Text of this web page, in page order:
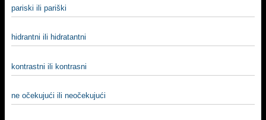
pariski ili pariški
hidrantni ili hidratantni
kontrastni ili kontrasni
ne očekujući ili neočekujući